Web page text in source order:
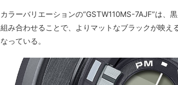
カラーバリエーションの“GSTW110MS-7AJF”は、
組み合わせることで、よりマットなブラックが映え
なっている。